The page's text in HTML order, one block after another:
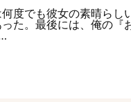
度でも彼女の素晴らし
た。最後には、俺の『